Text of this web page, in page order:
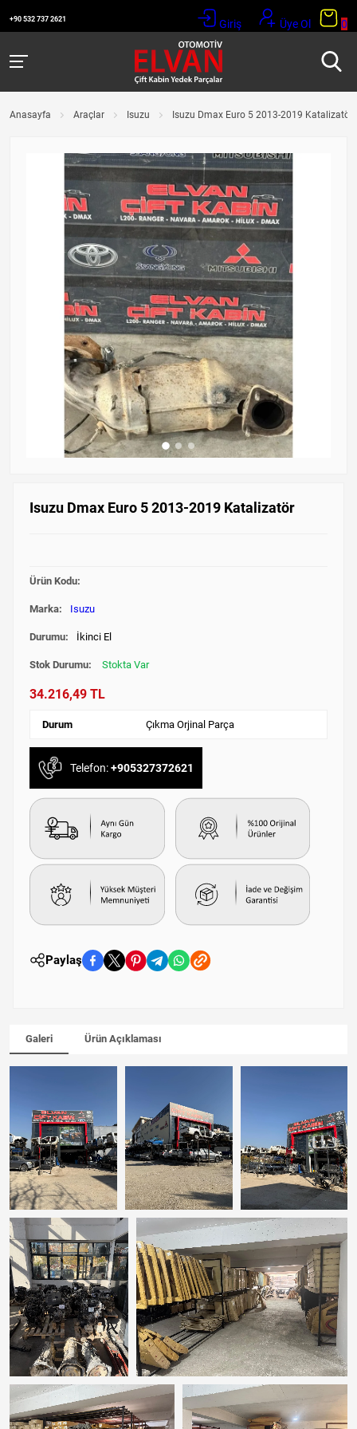
+90 532 737 2621 Giriş Üye Ol 0
Anasayfa Araçlar Isuzu Isuzu Dmax Euro 5 2013-2019 Katalizatör
Isuzu Dmax Euro 5 2013-2019 Katalizatör
Ürün Kodu:
Marka: Isuzu
Durumu: İkinci El
Stok Durumu: Stokta Var
34.216,49 TL
Durum Çıkma Orjinal Parça
Telefon:+905327372621
Paylaş
Galeri Ürün Açıklaması